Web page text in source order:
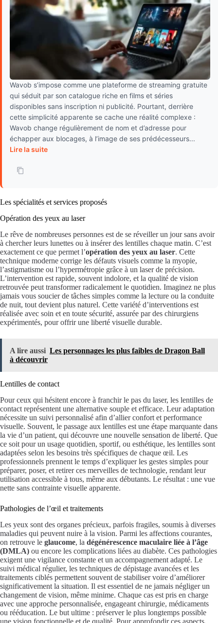
Wavob s’impose comme une plateforme de streaming gratuite
qui séduit par son catalogue riche en films et séries
disponibles sans inscription ni publicité. Pourtant, derrière
cette simplicité apparente se cache une réalité complexe :
Wavob change régulièrement de nom et d’adresse pour
échapper aux blocages, à l’image de ses prédécesseurs...
Lire la suite
Les spécialités et services proposés
Opération des yeux au laser
Le rêve de nombreuses personnes est de se réveiller un jour sans avoir
à chercher leurs lunettes ou à insérer des lentilles chaque matin. C’est
exactement ce que permet l’opération des yeux au laser. Cette
technique moderne corrige les défauts visuels comme la myopie,
l’astigmatisme ou l’hypermétropie grâce à un laser de précision.
L’intervention est rapide, souvent indolore, et la qualité de vision
retrouvée peut transformer radicalement le quotidien. Imaginez ne plus
jamais vous soucier de tâches simples comme la lecture ou la conduite
de nuit, tout devient plus naturel. Cette variété d’interventions est
réalisée avec soin et en toute sécurité, assurée par des chirurgiens
expérimentés, pour offrir une liberté visuelle durable.
A lire aussi Les personnages les plus faibles de Dragon Ball
à découvrir
Lentilles de contact
Pour ceux qui hésitent encore à franchir le pas du laser, les lentilles de
contact représentent une alternative souple et efficace. Leur adaptation
nécessite un suivi personnalisé afin d’allier confort et performance
visuelle. Souvent, le passage aux lentilles est une étape marquante dans
la vie d’un patient, qui découvre une nouvelle sensation de liberté. Que
ce soit pour un usage quotidien, sportif, ou esthétique, les lentilles sont
adaptées selon les besoins très spécifiques de chaque œil. Les
professionnels prennent le temps d’expliquer les gestes simples pour
préparer, poser, et retirer ces merveilles de technologie, rendant leur
utilisation accessible à tous, même aux débutants. Le résultat : une vue
nette sans contrainte visuelle apparente.
Pathologies de l’œil et traitements
Les yeux sont des organes précieux, parfois fragiles, soumis à diverses
maladies qui peuvent nuire à la vision. Parmi les affections courantes,
on retrouve le glaucome, la dégénérescence maculaire liée à l’âge
(DMLA) ou encore les complications liées au diabète. Ces pathologies
exigent une vigilance constante et un accompagnement adapté. Le
suivi médical régulier, les techniques de dépistage avancées et les
traitements ciblés permettent souvent de stabiliser voire d’améliorer
significativement la situation. Il est essentiel de ne jamais négliger un
changement de vision, même minime. Chaque cas est pris en charge
avec une approche personnalisée, engageant chirurgie, médicaments
ou rééducation. Le but ultime : préserver le plus longtemps possible
une vision fonctionnelle et de qualité. Pour approfondir ces aspects,